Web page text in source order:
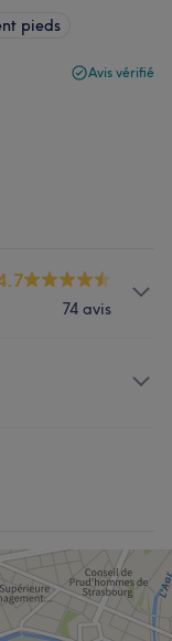
pieds
Avis vérifié
74 avis